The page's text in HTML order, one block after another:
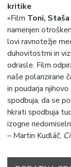
kritike
»Film Toni,
namenjen
lovi ravnotežje
duhovitostmi in
odrasle. Film
naše polarizirane
in poudarja
spodbuja, da se
hkrati spodbuja
izogne
– Martin Kudláč,